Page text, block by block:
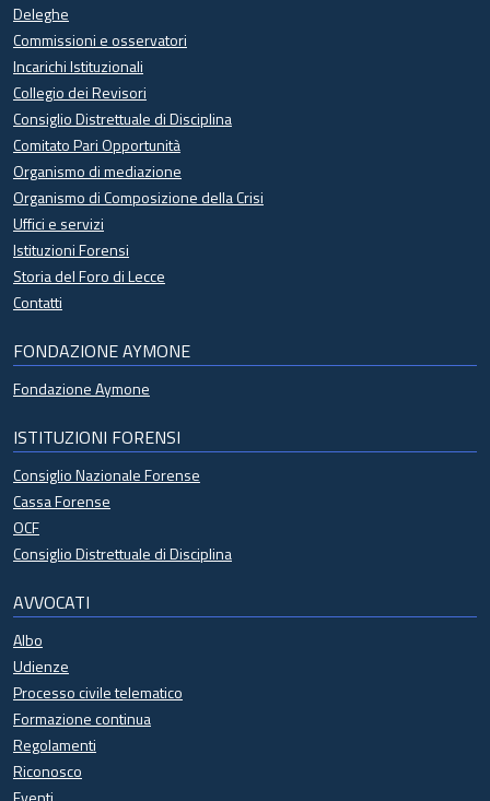
Deleghe
Commissioni e osservatori
Incarichi Istituzionali
Collegio dei Revisori
Consiglio Distrettuale di Disciplina
Comitato Pari Opportunità
Organismo di mediazione
Organismo di Composizione della Crisi
Uffici e servizi
Istituzioni Forensi
Storia del Foro di Lecce
Contatti
FONDAZIONE AYMONE
Fondazione Aymone
ISTITUZIONI FORENSI
Consiglio Nazionale Forense
Cassa Forense
OCF
Consiglio Distrettuale di Disciplina
AVVOCATI
Albo
Udienze
Processo civile telematico
Formazione continua
Regolamenti
Riconosco